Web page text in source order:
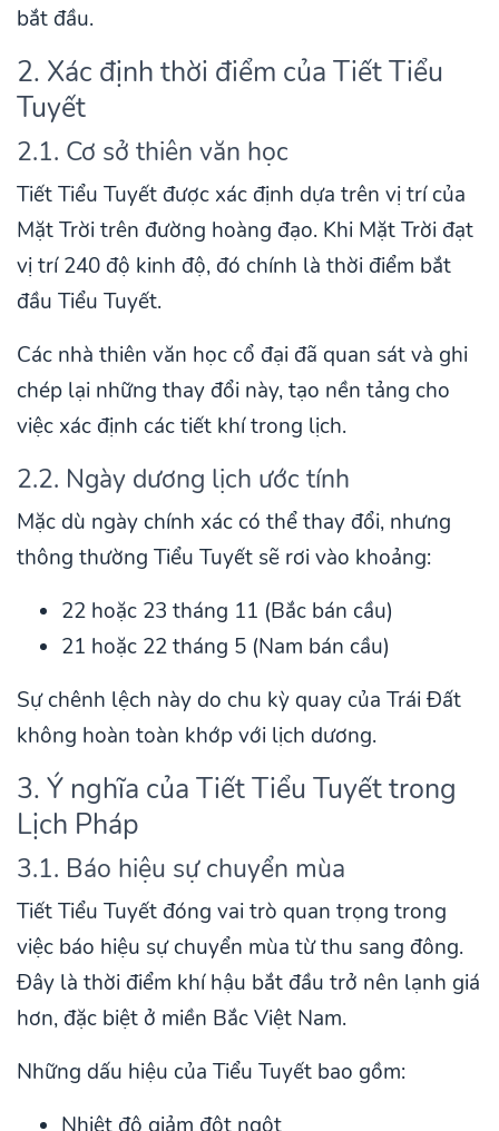
bắt đầu.
2. Xác định thời điểm của Tiết Tiểu
Tuyết
2.1. Cơ sở thiên văn học
Tiết Tiểu Tuyết được xác định dựa trên vị trí của
Mặt Trời trên đường hoàng đạo. Khi Mặt Trời đạt
vị trí 240 độ kinh độ, đó chính là thời điểm bắt
đầu Tiểu Tuyết.
Các nhà thiên văn học cổ đại đã quan sát và ghi
chép lại những thay đổi này, tạo nền tảng cho
việc xác định các tiết khí trong lịch.
2.2. Ngày dương lịch ước tính
Mặc dù ngày chính xác có thể thay đổi, nhưng
thông thường Tiểu Tuyết sẽ rơi vào khoảng:
22 hoặc 23 tháng 11 (Bắc bán cầu)
21 hoặc 22 tháng 5 (Nam bán cầu)
Sự chênh lệch này do chu kỳ quay của Trái Đất
không hoàn toàn khớp với lịch dương.
3. Ý nghĩa của Tiết Tiểu Tuyết trong
Lịch Pháp
3.1. Báo hiệu sự chuyển mùa
Tiết Tiểu Tuyết đóng vai trò quan trọng trong
việc báo hiệu sự chuyển mùa từ thu sang đông.
Đây là thời điểm khí hậu bắt đầu trở nên lạnh giá
hơn, đặc biệt ở miền Bắc Việt Nam.
Những dấu hiệu của Tiểu Tuyết bao gồm: